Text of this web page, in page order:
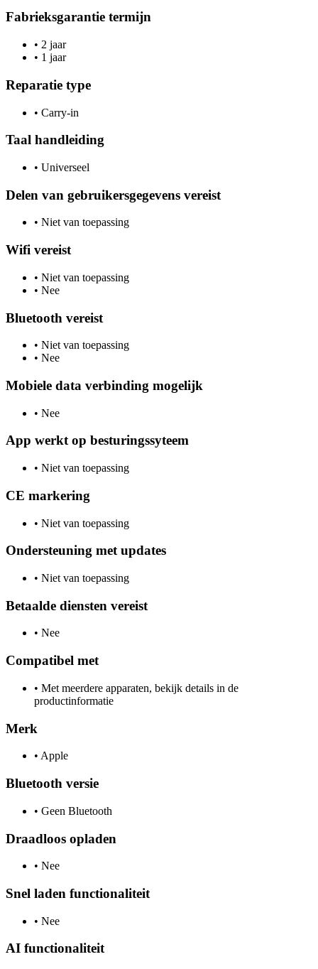
Fabrieksgarantie termijn
• 2 jaar
• 1 jaar
Reparatie type
• Carry-in
Taal handleiding
• Universeel
Delen van gebruikersgegevens vereist
• Niet van toepassing
Wifi vereist
• Niet van toepassing
• Nee
Bluetooth vereist
• Niet van toepassing
• Nee
Mobiele data verbinding mogelijk
• Nee
App werkt op besturingssyteem
• Niet van toepassing
CE markering
• Niet van toepassing
Ondersteuning met updates
• Niet van toepassing
Betaalde diensten vereist
• Nee
Compatibel met
• Met meerdere apparaten, bekijk details in de
productinformatie
Merk
• Apple
Bluetooth versie
• Geen Bluetooth
Draadloos opladen
• Nee
Snel laden functionaliteit
• Nee
AI functionaliteit